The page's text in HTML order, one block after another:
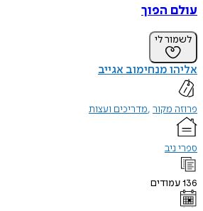
עולם הפוך
לשמור לי
אליהו מנחימוב אגייב
פרוזה מקור מדריכים ועצות
ספרי ניב
136עמודים